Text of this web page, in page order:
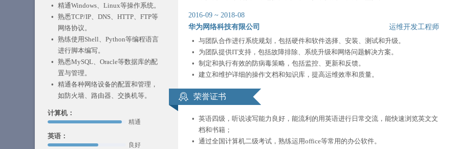
精通Windows、Linux等操作系统。
熟悉TCP/IP、DNS、HTTP、FTP等
网络协议。
熟练使用Shell、Python等编程语言
进行脚本编写。
熟悉MySQL、Oracle等数据库的配
置与管理。
精通各种网络设备的配置和管理，
如防火墙、路由器、交换机等。
计算机：
精通
英语：
良好
2016-09 ~ 2018-08
华为网络科技有限公司
运维开发工程师
与团队合作进行系统规划，包括硬件和软件选择、安装、测试和升级。
为团队提供IT支持，包括故障排除、系统升级和网络问题解决方案。
制定和执行有效的防病毒策略，包括监控、更新和反馈。
建立和维护详细的操作文档和知识库，提高运维效率和质量。
荣誉证书
英语四级，听说读写能力良好，能流利的用英语进行日常交流，能快速浏览英文文
档和书籍；
通过全国计算机二级考试，熟练运用office等常用的办公软件。